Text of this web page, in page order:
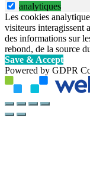
analytiques
Les cookies
visiteurs interagissent
des informations sur
rebond, de la source
Save & Accept
Powered by GDPR